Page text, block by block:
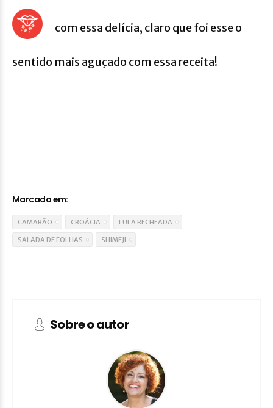
com essa delícia, claro que foi esse o
sentido mais aguçado com essa receita!
Marcado em:
CAMARÃO CROÁCIA LULA RECHEADA
SALADA DE FOLHAS SHIMEJI
Sobre o autor